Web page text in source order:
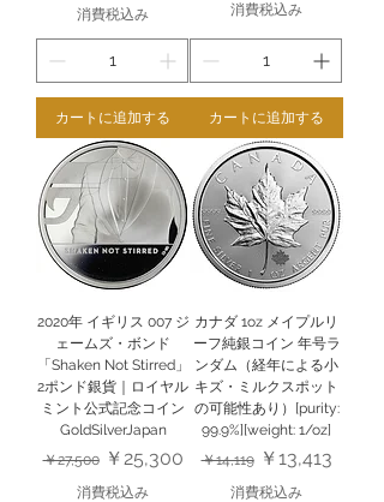
消費税込み
カートに追加する
消費税込み
カートに追加する
2020年 イギリス 007 ジ
ェームズ・ボンド
「Shaken Not Stirred」
2ポンド銀貨｜ロイヤル
ミント公式記念コイン
GoldSilverJapan
通常価格
￥27,500 セール価格
￥25,300
消費税込み
カナダ 1oz メイプルリ
ーフ純銀コイン 年号ラ
ンダム（経年による小
キズ・ミルクスポット
の可能性あり）[purity:
99.9%][weight: 1/oz]
通常価格
￥14,119 セール価格
￥13,413
消費税込み